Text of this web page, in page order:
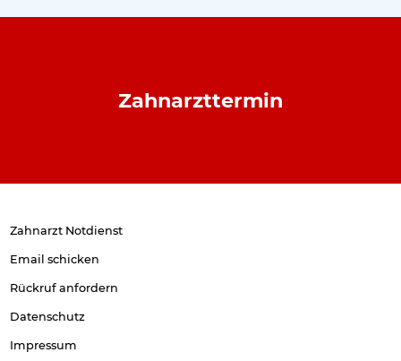
Zahnarzttermin
Zahnarzt Notdienst
Email schicken
Rückruf anfordern
Datenschutz
Impressum